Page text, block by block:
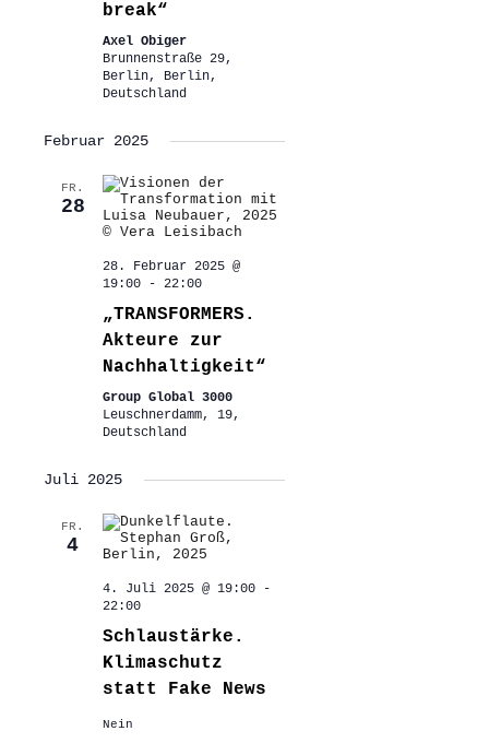
break“
Axel Obiger
Brunnenstraße 29,
Berlin, Berlin,
Deutschland
Februar 2025
FR.
28
28. Februar 2025 @
19:00- 22:00
„TRANSFORMERS.
Akteure zur
Nachhaltigkeit“
Group Global 3000
Leuschnerdamm, 19,
Deutschland
Juli 2025
FR.
4
4. Juli 2025 @ 19:00-
22:00
Schlaustärke.
Klimaschutz
statt Fake News
Nein